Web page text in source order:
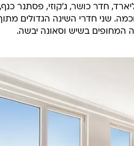
חדר כושר, ג'קוזי, פסתנר כנף,
המחופים בשיש וסאונה יבשה.